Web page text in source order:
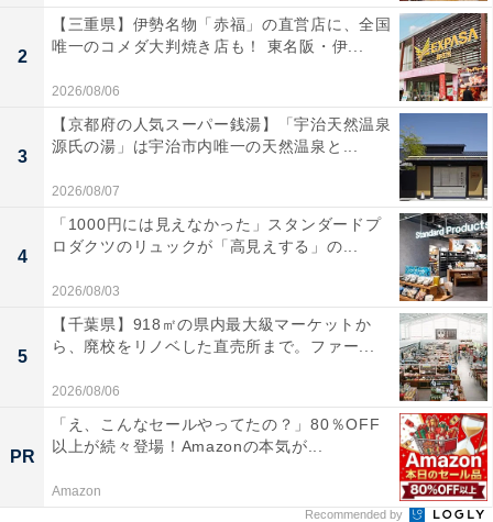
「天然温泉 風の森」の口コミは？
「天然温泉 風の森」には以下のような口コミが寄せられ
ています。
広大な大露天風呂や、開放感抜群で目の前の大自然
を一望できる深さ120cmの立ち湯など、多彩でロケ
ーション抜群のお風呂が非常に心地よい。
毎時00分に自動でアロマ水が注がれる高温サウナの
オートロウリュと、すぐ隣にある透き通った地下水
の水風呂や冷水滝シャワー（通称：コールドパニッ
ク）の組み合わせが最高にリフレッシュできる。
2
【三重県】伊勢名物「赤福」の直営店に、全国
唯一のコメダ大判焼き店も！ 東名阪・伊...
2026/08/06
3
【京都府の人気スーパー銭湯】「宇治天然温泉
源氏の湯」は宇治市内唯一の天然温泉と...
2026/08/07
4
「1000円には見えなかった」スタンダードプ
ロダクツのリュックが「高見えする」の...
2026/08/03
5
【千葉県】918㎡の県内最大級マーケットか
ら、廃校をリノベした直売所まで。ファー...
2026/08/06
PR
「え、こんなセールやってたの？」80％OFF
以上が続々登場！Amazonの本気が...
Amazon
Recommended by